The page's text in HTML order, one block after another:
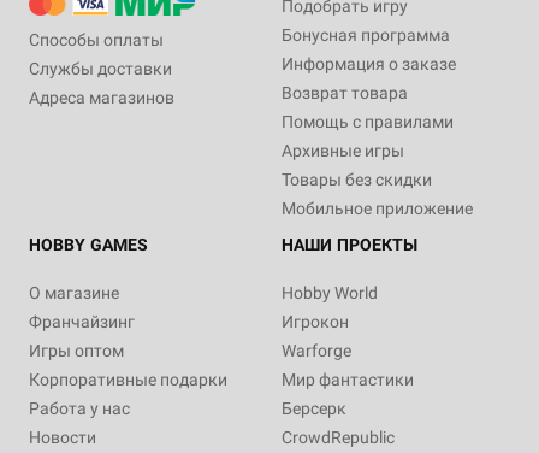
Способы оплаты
Службы доставки
Адреса магазинов
Подобрать игру
Бонусная программа
Информация о заказе
Возврат товара
Помощь с правилами
Архивные игры
Товары без скидки
Мобильное приложение
HOBBY GAMES
О магазине
Франчайзинг
Игры оптом
Корпоративные подарки
Работа у нас
Новости
НАШИ ПРОЕКТЫ
Hobby World
Игрокон
Warforge
Мир фантастики
Берсерк
CrowdRepublic